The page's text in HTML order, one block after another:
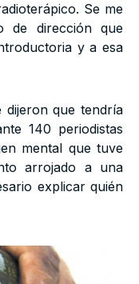
Se me
de dirección que
y a esa
que tendría
140 periodistas
mental que tuve
arrojado a una
explicar quién